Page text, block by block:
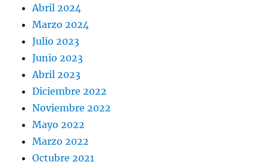
Abril 2024
Marzo 2024
Julio 2023
Junio 2023
Abril 2023
Diciembre 2022
Noviembre 2022
Mayo 2022
Marzo 2022
Octubre 2021